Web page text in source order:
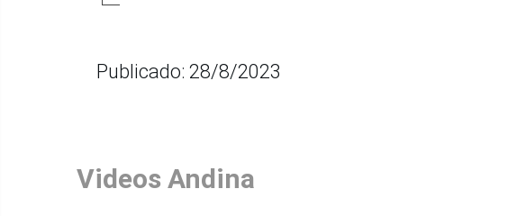
Publicado: 28/8/2023
Videos Andina